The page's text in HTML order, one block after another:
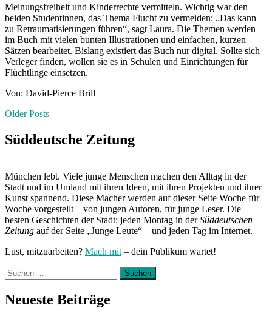
Meinungsfreiheit und Kinderrechte vermitteln. Wichtig war den
beiden Studentinnen, das Thema Flucht zu vermeiden: „Das kann
zu Retraumatisierungen führen“, sagt Laura. Die Themen werden
im Buch mit vielen bunten Illustrationen und einfachen, kurzen
Sätzen bearbeitet. Bislang existiert das Buch nur digital. Sollte sich
Verleger finden, wollen sie es in Schulen und Einrichtungen für
Flüchtlinge einsetzen.
Von: David-Pierce Brill
Posts
navigation
Older Posts
Süddeutsche Zeitung
München lebt. Viele junge Menschen machen den Alltag in der
Stadt und im Umland mit ihren Ideen, mit ihren Projekten und ihrer
Kunst spannend. Diese Macher werden auf dieser Seite Woche für
Woche vorgestellt – von jungen Autoren, für junge Leser. Die
besten Geschichten der Stadt: jeden Montag in derSüddeutschen
Zeitung auf der Seite „Junge Leute“ – und jeden Tag im Internet.
Lust, mitzuarbeiten? Mach mit – dein Publikum wartet!
Suchen
nach:
Neueste Beiträge